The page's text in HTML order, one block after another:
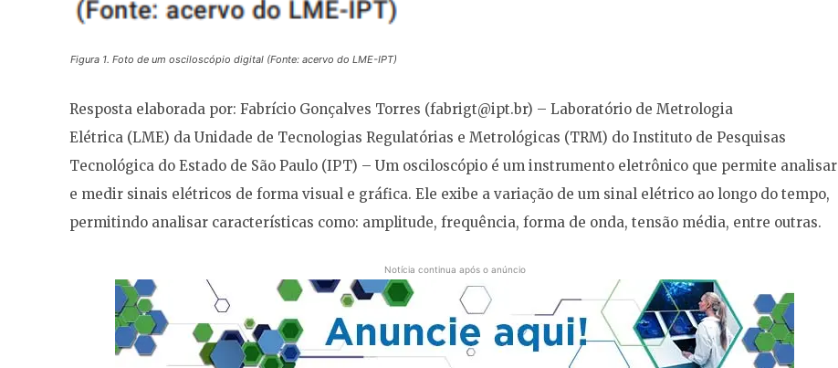
Figura 1. Foto de um osciloscópio digital (Fonte: acervo do LME-IPT)
Resposta elaborada por: Fabrício Gonçalves Torres (fabrigt@ipt.br) – Laboratório de Metrologia
Elétrica (LME) da Unidade de Tecnologias Regulatórias e Metrológicas (TRM) do Instituto de Pesquisas
Tecnológica do Estado de São Paulo (IPT) – Um osciloscópio é um instrumento eletrônico que permite analisar
e medir sinais elétricos de forma visual e gráfica. Ele exibe a variação de um sinal elétrico ao longo do tempo,
permitindo analisar características como: amplitude, frequência, forma de onda, tensão média, entre outras.
Notícia continua após o anúncio